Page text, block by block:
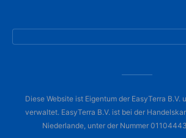
Diese Website ist Eigentum der EasyTerra B.V.
verwaltet. EasyTerra B.V. ist bei der
Niederlande, unter der Nummer